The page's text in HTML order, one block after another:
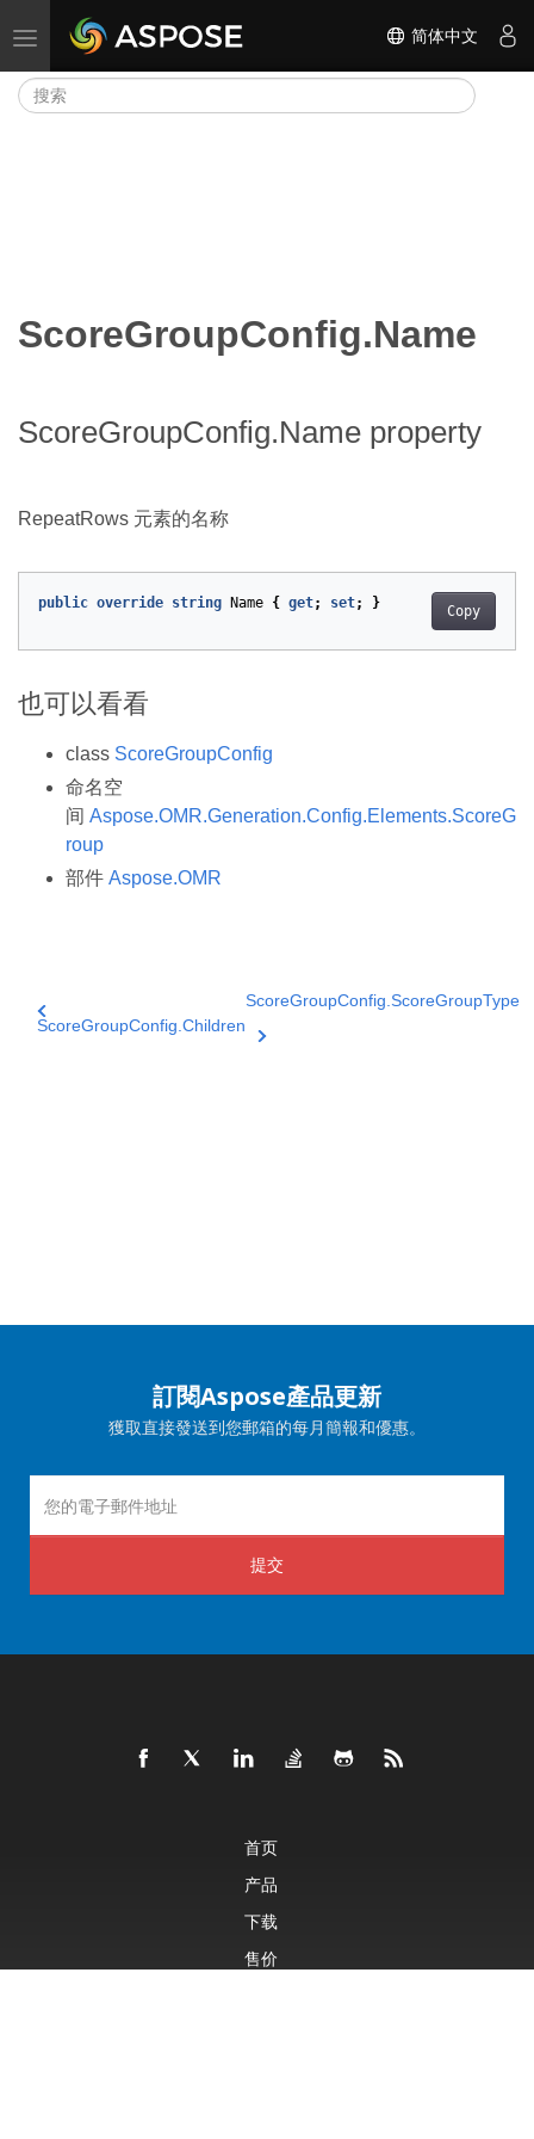
切换导航 简体中文
ScoreGroupConfig.Name
ScoreGroupConfig.Name property
RepeatRows 元素的名称
Copy
public override string Name { get; set; }
也可以看看
class ScoreGroupConfig
命名空
间 Aspose.OMR.Generation.Config.Elements.ScoreG
roup
部件 Aspose.OMR
ScoreGroupConfig.Children
ScoreGroupConfig.ScoreGroupType
訂閱Aspose產品更新
獲取直接發送到您郵箱的每月簡報和優惠。
提交
首页
产品
下载
售价